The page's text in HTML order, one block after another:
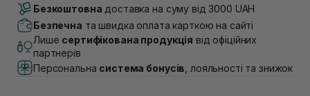
В наявності
Самовивіз м. Луцьк, вул. Винниченка 4
В наявності
Самовивіз м. Львів, вул. Академіка Підстригача, 1В
(Duck’s Lake)
В наявності
Безкоштовна доставка на суму від 3000 UAH
Безпечна та швидка оплата карткою на сайті
Лише сертифікована продукція від офіційних
партнерів
Персональна система бонусів , лояльності та знижок